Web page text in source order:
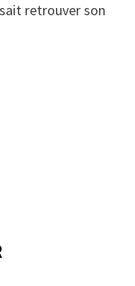
retrouver son